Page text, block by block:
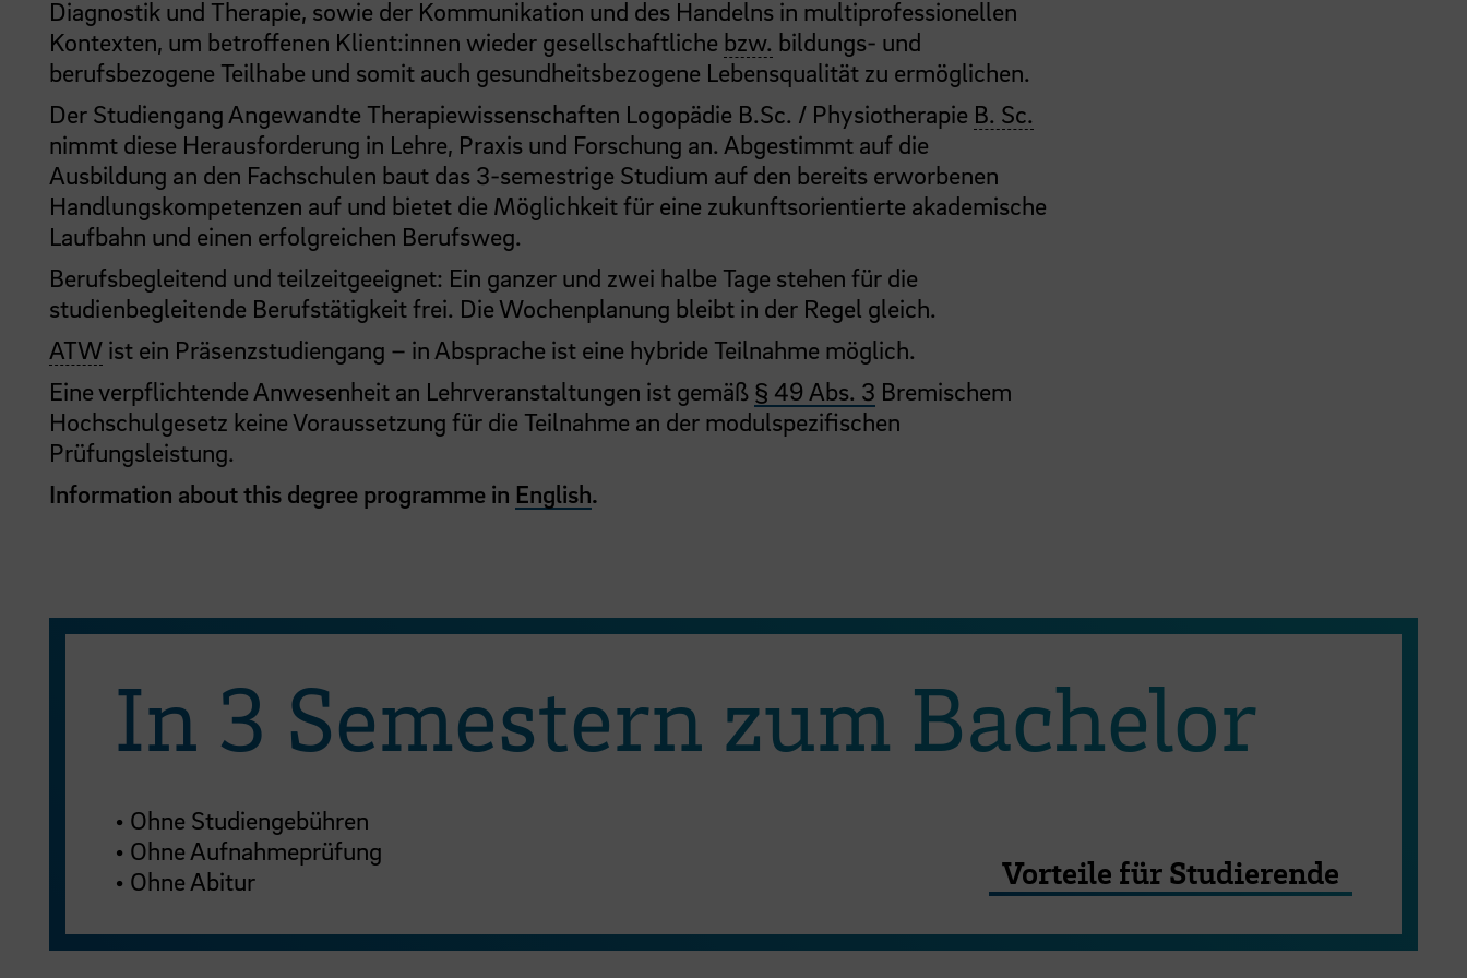
Diagnostik und Therapie, sowie der Kommunikation und des Handelns in multiprofessionellen
Kontexten, um betroffenen Klient:innen wieder gesellschaftliche bzw. bildungs- und
berufsbezogene Teilhabe und somit auch gesundheitsbezogene Lebensqualität zu ermöglichen.
Der Studiengang Angewandte Therapiewissenschaften Logopädie B.Sc. / Physiotherapie B. Sc.
nimmt diese Herausforderung in Lehre, Praxis und Forschung an. Abgestimmt auf die
Ausbildung an den Fachschulen baut das 3-semestrige Studium auf den bereits erworbenen
Handlungskompetenzen auf und bietet die Möglichkeit für eine zukunftsorientierte akademische
Laufbahn und einen erfolgreichen Berufsweg.
Berufsbegleitend und teilzeitgeeignet: Ein ganzer und zwei halbe Tage stehen für die
studienbegleitende Berufstätigkeit frei. Die Wochenplanung bleibt in der Regel gleich.
ATW ist ein Präsenzstudiengang – in Absprache ist eine hybride Teilnahme möglich.
Eine verpflichtende Anwesenheit an Lehrveranstaltungen ist gemäß § 49 Abs. 3 Bremischem
Hochschulgesetz keine Voraussetzung für die Teilnahme an der modulspezifischen
Prüfungsleistung.
Information about this degree programme in English.
In 3 Semestern zum Bachelor
• Ohne Studiengebühren
• Ohne Aufnahmeprüfung
• Ohne Abitur
Vorteile für Studierende